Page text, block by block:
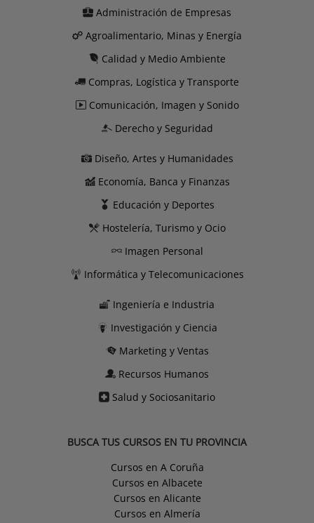
Administración de Empresas
Agroalimentario, Minas y Energía
Calidad y Medio Ambiente
Compras, Logística y Transporte
Comunicación, Imagen y Sonido
Derecho y Seguridad
Diseño, Artes y Humanidades
Economía, Banca y Finanzas
Educación y Deportes
Hostelería, Turismo y Ocio
Imagen Personal
Informática y Telecomunicaciones
Ingeniería e Industria
Investigación y Ciencia
Marketing y Ventas
Recursos Humanos
Salud y Sociosanitario
BUSCA TUS CURSOS EN TU PROVINCIA
Cursos en A Coruña
Cursos en Albacete
Cursos en Alicante
Cursos en Almería